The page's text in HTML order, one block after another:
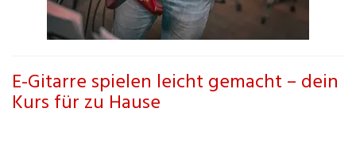
E-Gitarre spielen leicht gemacht – dein
Kurs für zu Hause